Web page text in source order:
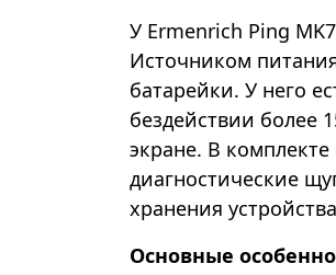
У Ermenrich Ping
Источником
батарейки. У него
бездействии более
экране. В
диагностические
хранения
Основные